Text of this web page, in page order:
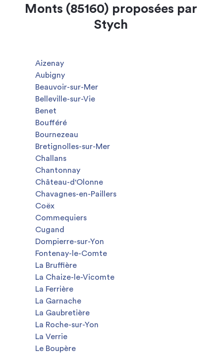
Monts (85160) proposées par
Stych
Aizenay
Aubigny
Beauvoir-sur-Mer
Belleville-sur-Vie
Benet
Boufféré
Bournezeau
Bretignolles-sur-Mer
Challans
Chantonnay
Château-d'Olonne
Chavagnes-en-Paillers
Coëx
Commequiers
Cugand
Dompierre-sur-Yon
Fontenay-le-Comte
La Bruffière
La Chaize-le-Vicomte
La Ferrière
La Garnache
La Gaubretière
La Roche-sur-Yon
La Verrie
Le Boupère